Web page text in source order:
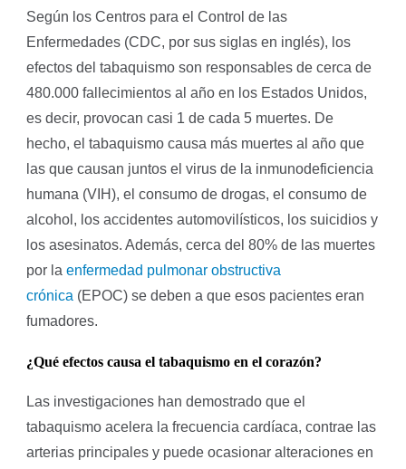
Según los Centros para el Control de las
Enfermedades (CDC, por sus siglas en inglés), los
efectos del tabaquismo son responsables de cerca de
480.000 fallecimientos al año en los Estados Unidos,
es decir, provocan casi 1 de cada 5 muertes. De
hecho, el tabaquismo causa más muertes al año que
las que causan juntos el virus de la inmunodeficiencia
humana (VIH), el consumo de drogas, el consumo de
alcohol, los accidentes automovilísticos, los suicidios y
los asesinatos. Además, cerca del 80% de las muertes
por laenfermedad pulmonar obstructiva
crónica (EPOC) se deben a que esos pacientes eran
fumadores.
¿Qué efectos causa el tabaquismo en el corazón?
Las investigaciones han demostrado que el
tabaquismo acelera la frecuencia cardíaca, contrae las
arterias principales y puede ocasionar alteraciones en